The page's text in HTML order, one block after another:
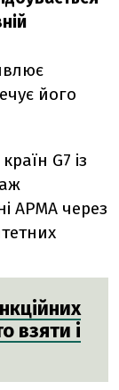
його
G7 із
АРМА через
взяти і